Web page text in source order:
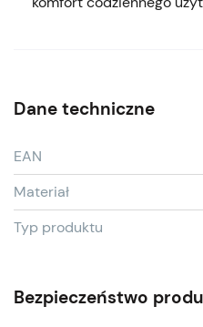
Dane techniczne
EAN
Materiał
Typ produktu
Bezpieczeństwo